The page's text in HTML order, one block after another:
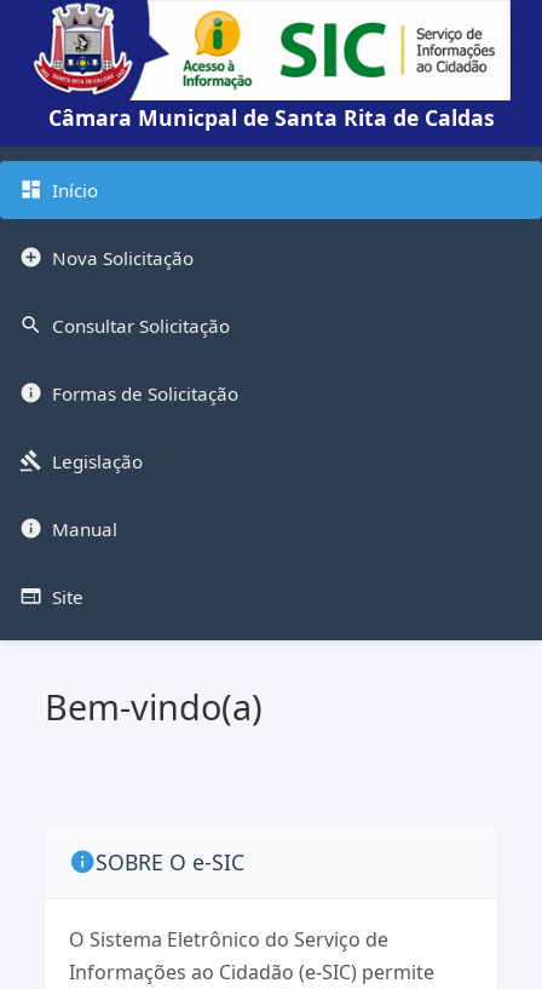
Câmara Municpal de Santa Rita de Caldas
dashboard Início
add_circle Nova Solicitação
search Consultar Solicitação
info Formas de Solicitação
gavel Legislação
info Manual
web Site
Bem-vindo(a)
infoSOBRE O e-SIC
O Sistema Eletrônico do Serviço de
Informações ao Cidadão (e-SIC) permite